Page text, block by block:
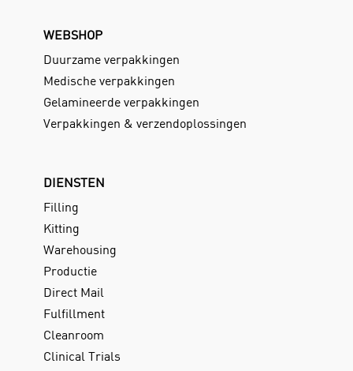
WEBSHOP
Duurzame verpakkingen
Medische verpakkingen
Gelamineerde verpakkingen
Verpakkingen & verzendoplossingen
DIENSTEN
Filling
Kitting
Warehousing
Productie
Direct Mail
Fulfillment
Cleanroom
Clinical Trials